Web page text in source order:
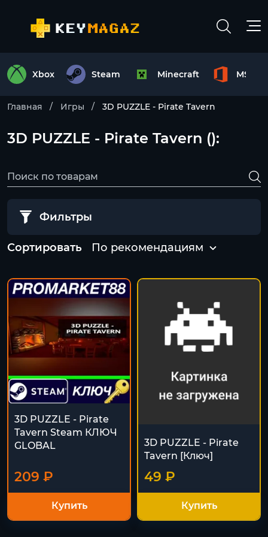
Xbox Steam Minecraft MS
Главная Игры 3D PUZZLE - Pirate Tavern
3D PUZZLE - Pirate Tavern ():
Фильтры
Сортировать По рекомендациям
3D PUZZLE - Pirate
Tavern Steam КЛЮЧ
GLOBAL
209 ₽
Купить
3D PUZZLE - Pirate
Tavern [Ключ]
49 ₽
Купить